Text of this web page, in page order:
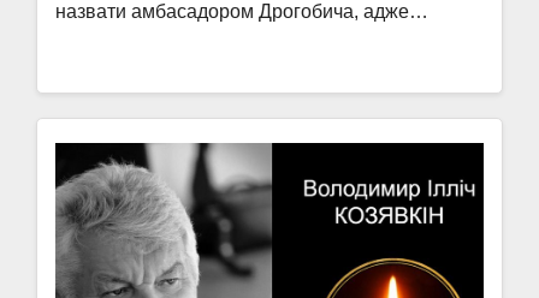
назвати амбасадором Дрогобича, адже…